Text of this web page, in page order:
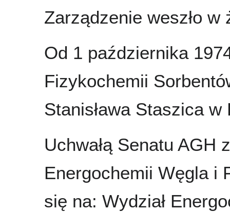
Zarządzenie weszło
Od 1 października
Fizykochemii
Stanisława Staszica w
Uchwałą Senatu AGH
Energochemii Węgla i
się na: Wydział